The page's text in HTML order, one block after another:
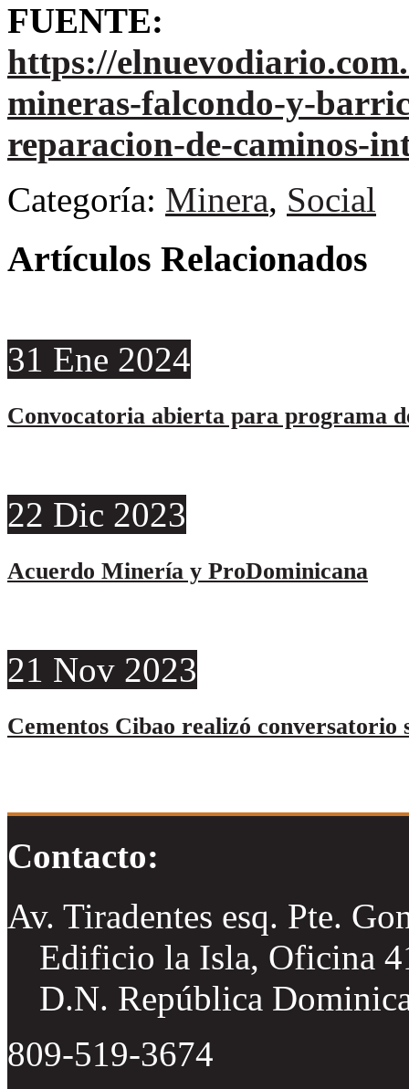
FUENTE:
https://
mineras-falcondo-y-
reparacion-de-caminos-
Categoría: Minera, Social
Artículos Relacionados
31 Ene 2024
Convocatoria abierta para programa
22 Dic 2023
Acuerdo Minería y ProDominicana
21 Nov 2023
Cementos Cibao realizó conversatorio
Contacto:
Av. Tiradentes esq. Pte.
Edificio la Isla, Oficina
D.N. República
809-519-3674